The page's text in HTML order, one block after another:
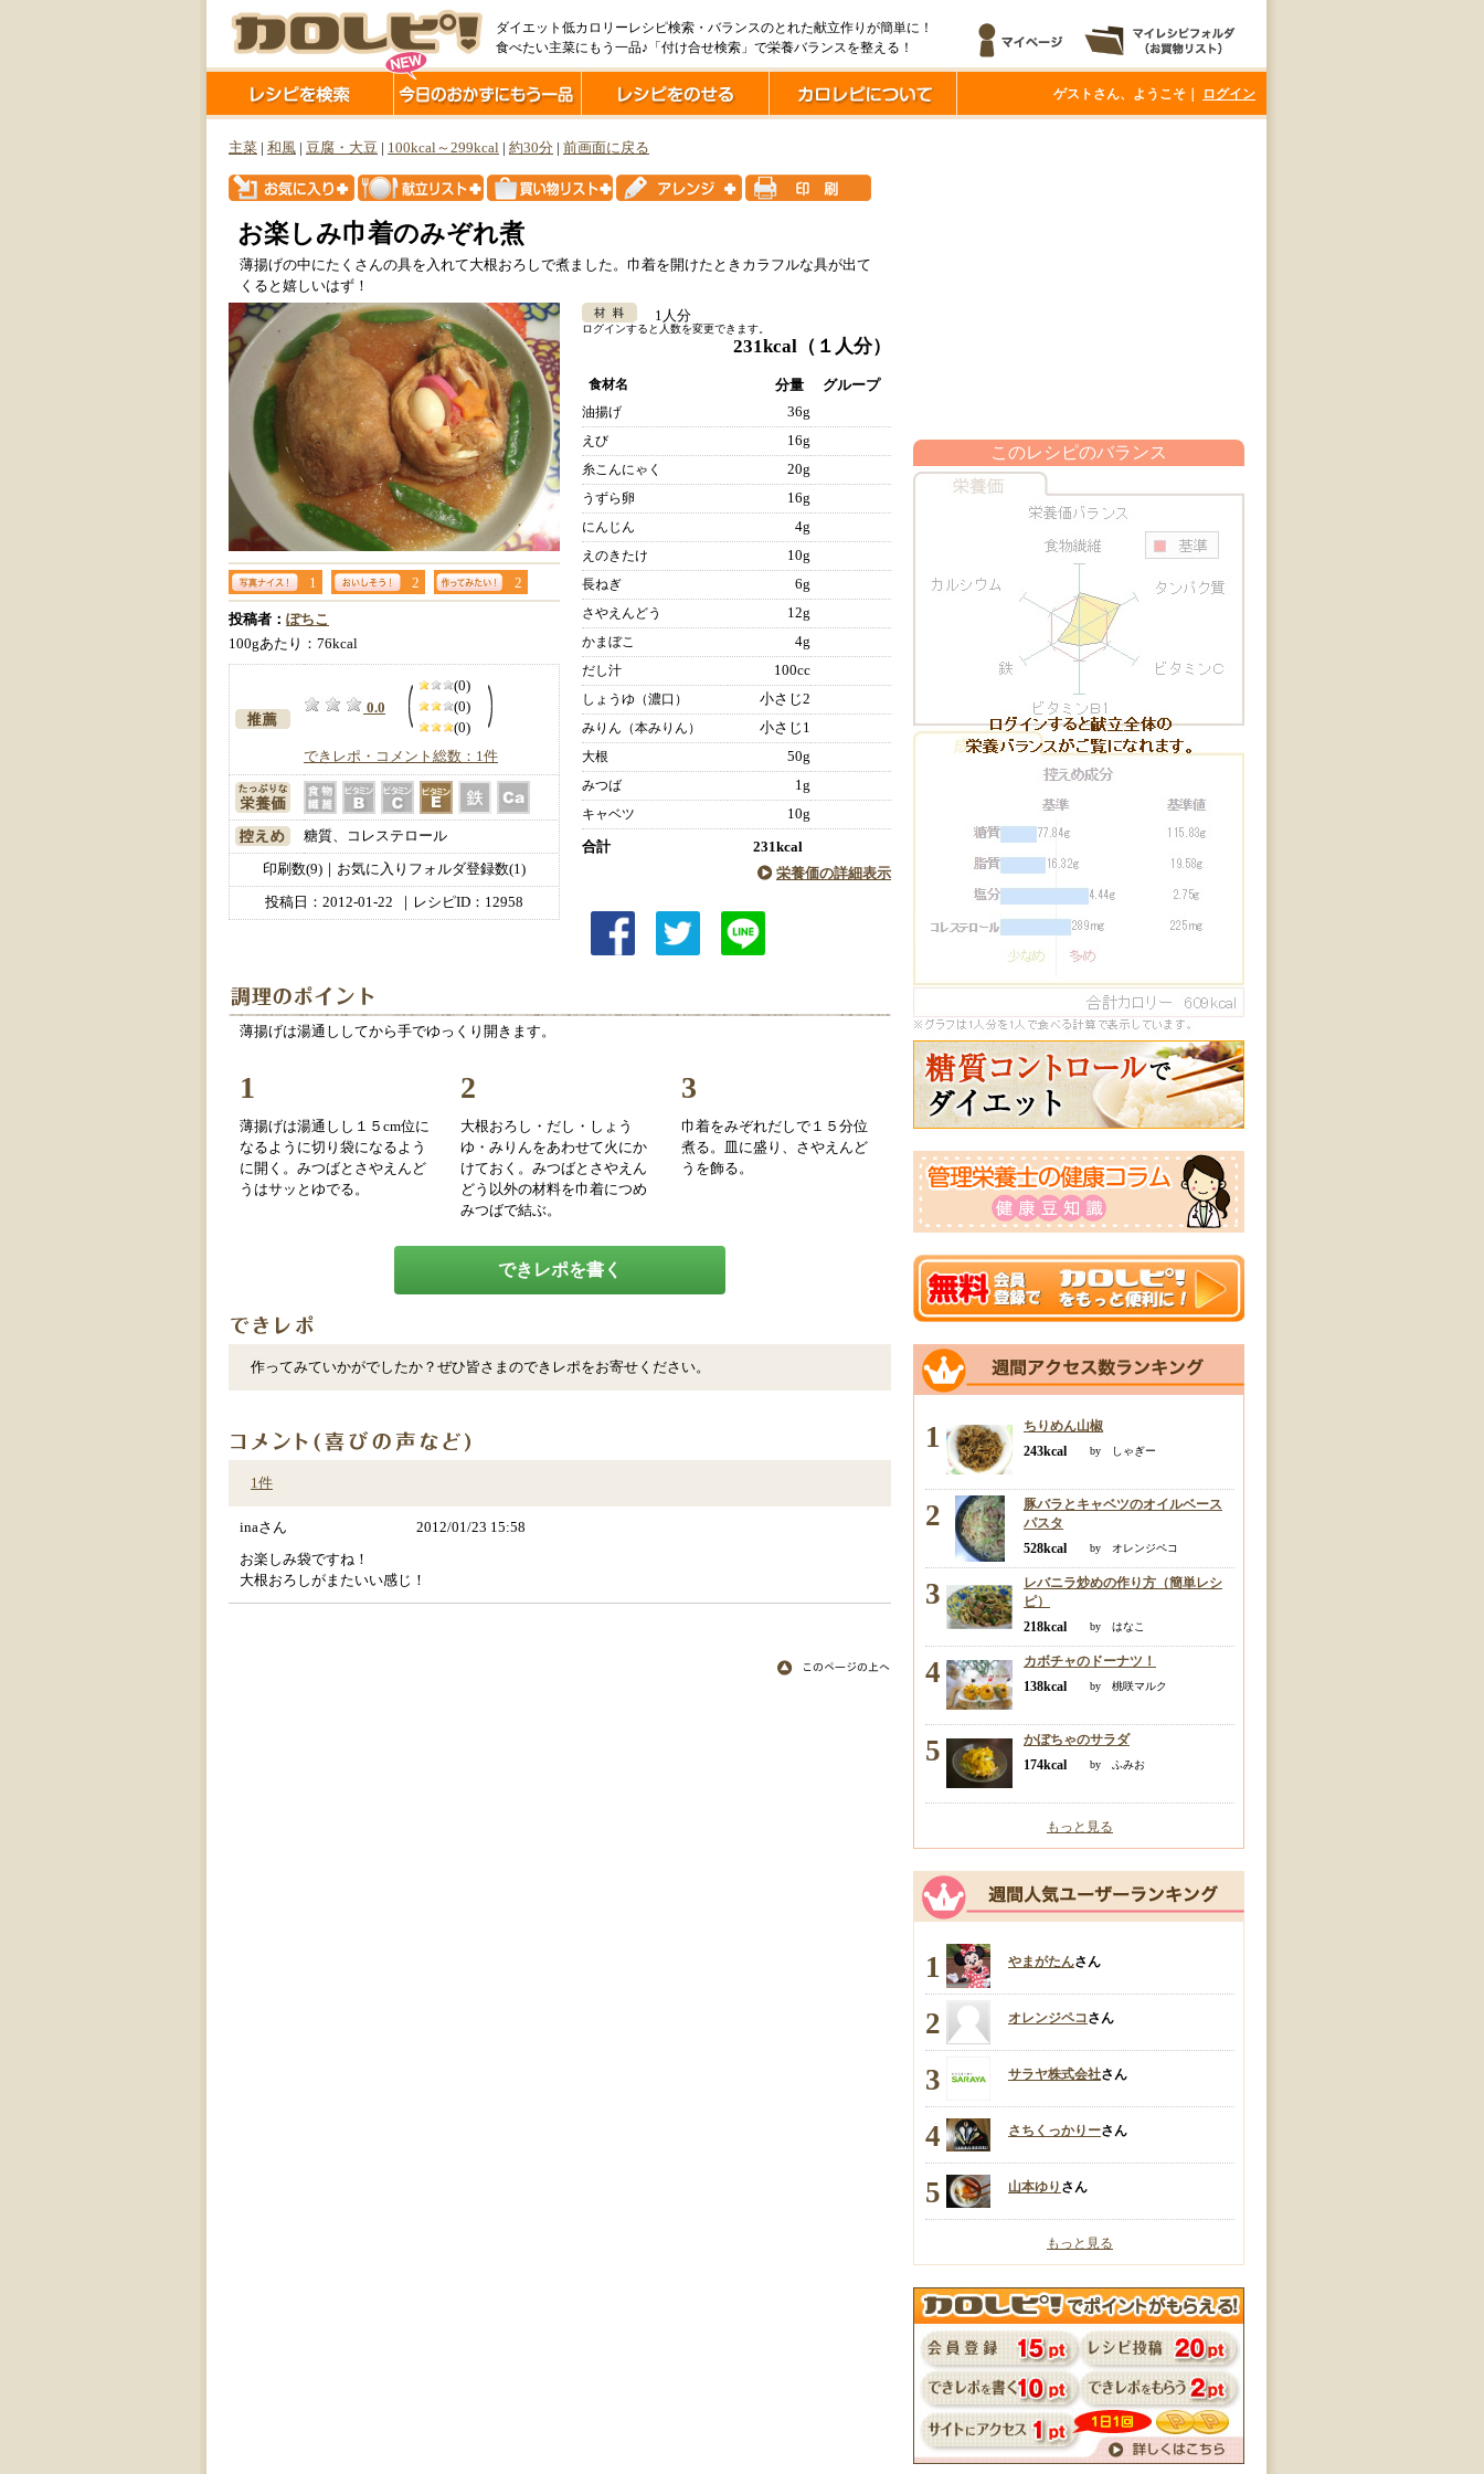
ダイエット低カロリーレシピ検索・バランスのとれた献立作りが簡単に！
食べたい主菜にもう一品♪「付け合せ検索」で栄養バランスを整える！
ゲストさん、ようこそ｜ ログイン
主菜 和風 豆腐・大豆 100kcal～299kcal 約30分 前画面に戻る
お楽しみ巾着のみぞれ煮
薄揚げの中にたくさんの具を入れて大根おろしで煮ました。巾着を開けたときカラフルな具が出て
くると嬉しいはず！
1 2 2
投稿者： ぽちこ
100gあたり：76kcal
0.0
(0)
(0)
(0)
できレポ・コメント総数：1件
糖質、コレステロール
印刷数(9)｜お気に入りフォルダ登録数(1)
投稿日： 2012-01-22 ｜レシピID：12958
1人分
ログインすると人数を変更できます。
231kcal （１人分）
食材名 分量 グループ
油揚げ 36g
えび 16g
糸こんにゃく 20g
うずら卵 16g
にんじん 4g
えのきたけ 10g
長ねぎ 6g
さやえんどう 12g
かまぼこ 4g
だし汁 100cc
しょうゆ（濃口） 小さじ2
みりん（本みりん） 小さじ1
大根 50g
みつば 1g
キャベツ 10g
合計
231kcal
栄養価の詳細表示
薄揚げは湯通ししてから手でゆっくり開きます。
1
薄揚げは湯通しし１５cm位に
なるように切り袋になるよう
に開く。みつばとさやえんど
うはサッとゆでる。
2
大根おろし・だし・しょう
ゆ・みりんをあわせて火にか
けておく。みつばとさやえん
どう以外の材料を巾着につめ
みつばで結ぶ。
3
巾着をみぞれだしで１５分位
煮る。皿に盛り、さやえんど
うを飾る。
できレポを書く
作ってみていかがでしたか？ぜひ皆さまのできレポをお寄せください。
1件
inaさん 2012/01/23 15:58
お楽しみ袋ですね！
大根おろしがまたいい感じ！
このレシピのバランス
1
ちりめん山椒
243kcal
by しゃぎー
2
豚バラとキャベツのオイルベース
パスタ
528kcal
by オレンジペコ
3
レバニラ炒めの作り方（簡単レシ
ピ）
218kcal
by はなこ
4
カボチャのドーナツ！
138kcal
by 桃咲マルク
5
かぼちゃのサラダ
174kcal
by ふみお
もっと見る
1 やまがたんさん
2 オレンジペコさん
3 サラヤ株式会社さん
4 さちくっかりーさん
5 山本ゆり さん
もっと見る